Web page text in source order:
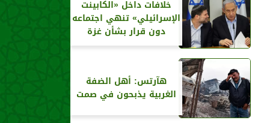
خلافات داخل «الكابينت
الإسرائيلي» تنهي اجتماعه
دون قرار بشأن غزة
هآرتس: أهل الضفة
الغربية يذبحون في صمت